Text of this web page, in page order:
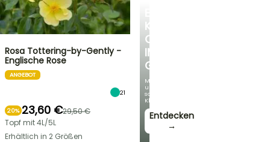
KÜHLE
OASE
IM
GARTEN
Mit
unseren
schönsten
Kletterpflanzen!
Entdecken
→
Rosa Tottering-by-Gently -
Englische Rose
ANGEBOT
21
20% 23,60 €29,50 €
Topf mit 4L/5L
Erhältlich in 2 Größen